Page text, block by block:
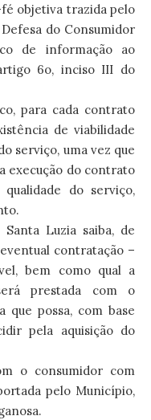
objetiva trazida pelo
do Consumidor
de informação ao
6o, inciso III do
para cada contrato
de viabilidade
serviço, uma vez que
execução do contrato
do serviço,
Luzia saiba, de
contratação –
bem como qual a
prestada com o
que possa, com base
pela aquisição do
o consumidor com
pelo Município,